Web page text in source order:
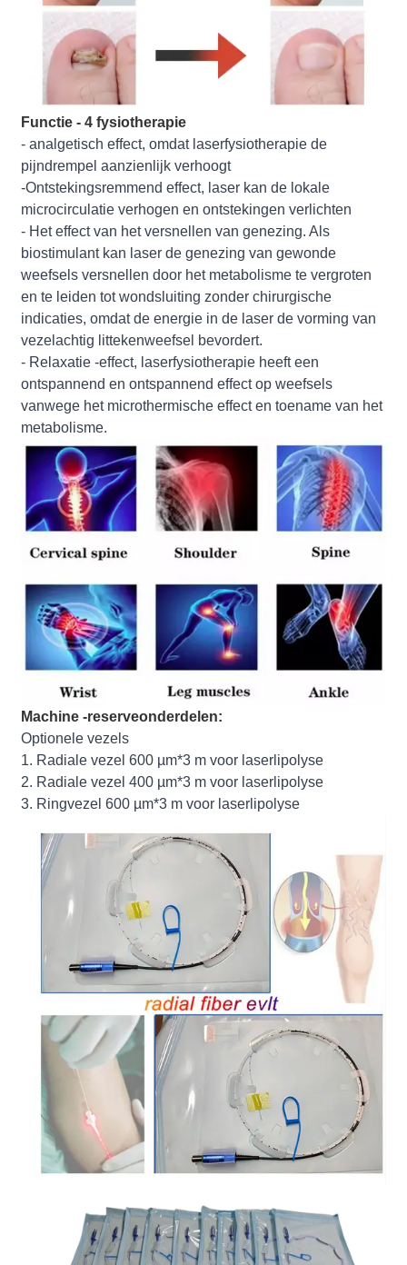
Functie - 4 fysiotherapie
- analgetisch effect, omdat laserfysiotherapie de
pijndrempel aanzienlijk verhoogt
-Ontstekingsremmend effect, laser kan de lokale
microcirculatie verhogen en ontstekingen verlichten
- Het effect van het versnellen van genezing. Als
biostimulant kan laser de genezing van gewonde
weefsels versnellen door het metabolisme te vergroten
en te leiden tot wondsluiting zonder chirurgische
indicaties, omdat de energie in de laser de vorming van
vezelachtig littekenweefsel bevordert.
- Relaxatie -effect, laserfysiotherapie heeft een
ontspannend en ontspannend effect op weefsels
vanwege het microthermische effect en toename van het
metabolisme.
Machine -reserveonderdelen:
Optionele vezels
1. Radiale vezel 600 µm*3 m voor laserlipolyse
2. Radiale vezel 400 µm*3 m voor laserlipolyse
3. Ringvezel 600 µm*3 m voor laserlipolyse